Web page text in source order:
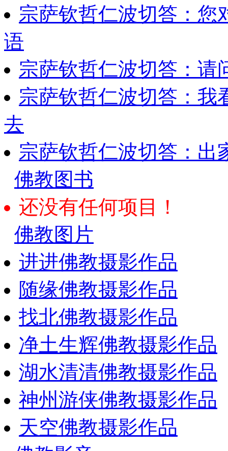
宗萨钦哲仁波切答：您
语
宗萨钦哲仁波切答：请
宗萨钦哲仁波切答：我
去
宗萨钦哲仁波切答：出
佛教图书
还没有任何项目！
佛教图片
进进佛教摄影作品
随缘佛教摄影作品
找北佛教摄影作品
净土生辉佛教摄影作品
湖水清清佛教摄影作品
神州游侠佛教摄影作品
天空佛教摄影作品